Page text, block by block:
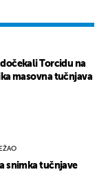
dočekali Torcidu na
masovna tučnjava
snimka tučnjave